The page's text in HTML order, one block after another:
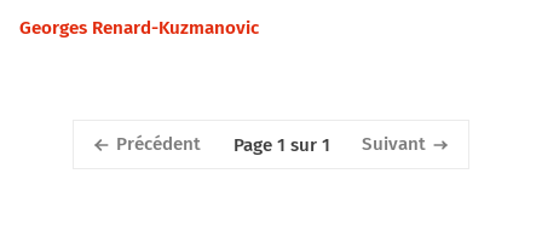
Georges Renard-Kuzmanovic
Précédent Page 1 sur 1 Suivant